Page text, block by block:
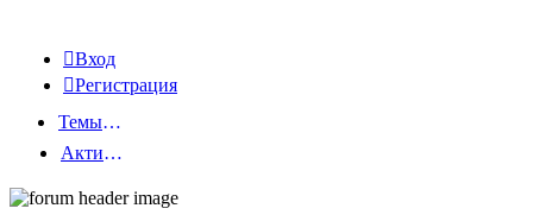
Вход
Регистрация
Темы без ответов
Активные темы